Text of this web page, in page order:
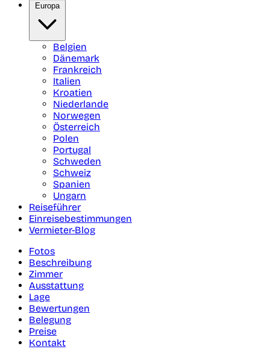
Europa
Belgien
Dänemark
Frankreich
Italien
Kroatien
Niederlande
Norwegen
Österreich
Polen
Portugal
Schweden
Schweiz
Spanien
Ungarn
Reiseführer
Einreisebestimmungen
Vermieter-Blog
Fotos
Beschreibung
Zimmer
Ausstattung
Lage
Bewertungen
Belegung
Preise
Kontakt